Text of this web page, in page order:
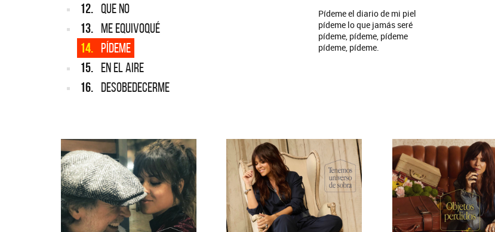
12. QUE NO
13. ME EQUIVOQUÉ
14. PÍDEME
15. EN EL AIRE
16. DESOBEDECERME
Pídeme el diario de mi piel
pídeme lo que jamás seré
pídeme, pídeme, pídeme
pídeme, pídeme.